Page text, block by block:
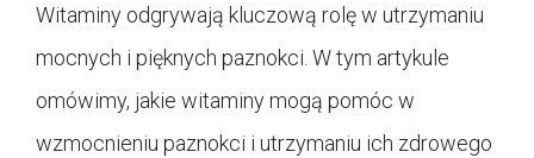
Witaminy odgrywają kluczową rolę w utrzymaniu
mocnych i pięknych paznokci. W tym artykule
omówimy, jakie witaminy mogą pomóc w
wzmocnieniu paznokci i utrzymaniu ich zdrowego